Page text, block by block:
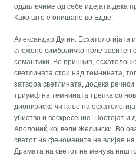
оддалечиме од себе идејата дека
Како што е опишано во Едде.
Александар Дугин: Есхатологијата
сложено симболичко поле заситен
семантики. Во принцип,
светлината стои над темнината,
затвора светлината, додека
триумф на темнината трепка со
дионизиско читање на
убиство и воскресение. Постојат и
Аполониќ, кој вели Желински. Во
светот на феномените не влијае
Драмата на светот не менува